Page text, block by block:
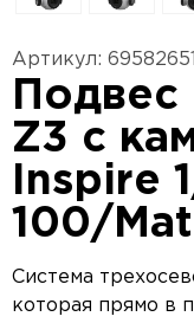
Артикул:
Подвес
Z3 с
Inspire
100/
Система
которая прямо в